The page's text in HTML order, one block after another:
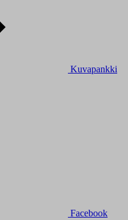
Kuvapankki
Facebook